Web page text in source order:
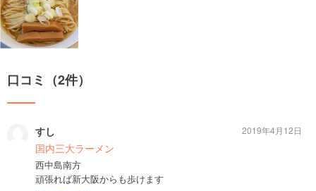
口コミ（2件）
すし
国内三大ラーメン
西中島南方
頑張れば新大阪からも歩けます
2019年4月12日